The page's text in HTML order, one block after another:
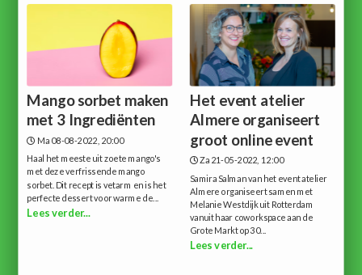
Mango sorbet maken
met 3 Ingrediënten
Ma 08-08-2022, 20:00
Haal het meeste uit zoete mango's
met deze verfrissende mango
sorbet. Dit recept is vetarm en is het
perfecte dessert voor warme de...
Lees verder...
Het event atelier
Almere organiseert
groot online event
Za 21-05-2022, 12:00
Samira Salman van het event atelier
Almere organiseert samen met
Melanie Westdijk uit Rotterdam
vanuit haar coworkspace aan de
Grote Markt op 30...
Lees verder...